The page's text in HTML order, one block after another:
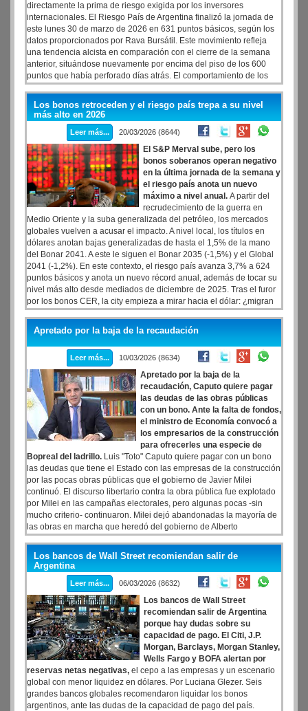
directamente la prima de riesgo exigida por los inversores
internacionales. El Riesgo País de Argentina finalizó la jornada de
este lunes 30 de marzo de 2026 en 631 puntos básicos, según los
datos proporcionados por Rava Bursátil. Este movimiento refleja
una tendencia alcista en comparación con el cierre de la semana
anterior, situándose nuevamente por encima del piso de los 600
puntos que había perforado días atrás. El comportamiento de los
bonos soberanos en dólares, como los Globales y Bonares, fue
dispar, lo que impidió una compresión de la tasa de retorno y
mantuvo la presión sobre el diferencial de tasas con el Tesoro de
los Estados Unidos.
Los bonos retroceden y el riesgo país trepa a su nivel
más alto en 2026
Leer más... 20/03/2026 (8644)
El S&P Merval sube, pero los
bonos soberanos operan negativo
en la última jornada de la semana y
el riesgo país anota un nuevo
máximo a nivel anual. A partir del
recrudecimiento de la guerra en
Medio Oriente y la suba generalizada del petróleo, los mercados
globales vuelven a acusar el impacto. A nivel local, los títulos en
dólares anotan bajas generalizadas de hasta el 1,5% de la mano
del Bonar 2041. A este le siguen el Bonar 2035 (-1,5%) y el Global
2041 (-1,2%). En este contexto, el riesgo país avanza 3,7% a 624
puntos básicos y anota un nuevo récord anual, además de tocar su
nivel más alto desde mediados de diciembre de 2025. Tras el furor
por los bonos CER, la city empieza a mirar hacia el dólar: ¿migran
las carteras de inversión?
Apretado por la baja de la recaudación
Leer más... 10/03/2026 (8634)
Apretado por la baja de la
recaudación, Caputo quiere pagar
las deudas de las obras públicas
con un bono. Ante la falta de fondos,
el ministro de Economía convocó a
los empresarios de la construcción
para ofrecerles una especie de
Bopreal del ladrillo. Luis "Toto" Caputo quiere pagar con un bono
las deudas que tiene el Estado con las empresas de la construcción
por las pocas obras públicas que el gobierno de Javier Milei
continuó. El discurso libertario contra la obra pública fue explotado
por Milei en las campañas electorales, pero algunas pocas -sin
mucho criterio- continuaron. Milei dejó abandonadas la mayoría de
las obras en marcha que heredó del gobierno de Alberto
Fernández, pero continuaron algunos trabajos de mejoras de la red
ferroviaria y algunos pocos tramos de rutas, que tenían asignados
créditos de la CAF, que el gobierno tiene que reponer.
Los bancos de Wall Street recomiendan salir de
Argentina
Leer más... 06/03/2026 (8632)
Los bancos de Wall Street
recomiendan salir de Argentina
porque hay dudas sobre su
capacidad de pago. El Citi, J.P.
Morgan, Barclays, Morgan Stanley,
Wells Fargo y BOFA alertan por
reservas netas negativas, el cepo a las empresas y un escenario
global con menor liquidez en dólares. Por Luciana Glezer. Seis
grandes bancos globales recomendaron liquidar los bonos
argentinos, ante las dudas de la capacidad de pago del país.